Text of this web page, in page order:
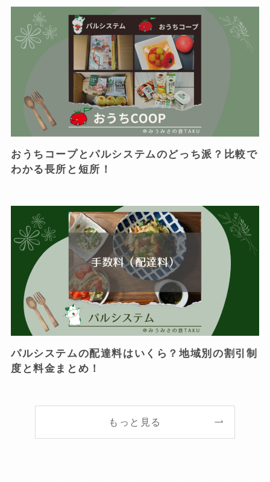
おうちコープとパルシステムのどっち派？比較で
わかる長所と短所！
パルシステムの配達料はいくら？地域別の割引制
度と料金まとめ！
もっと見る